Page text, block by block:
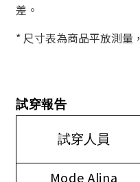
差。
* 尺寸表為商品平放測量
試穿報告
試穿人員
Mode Alina